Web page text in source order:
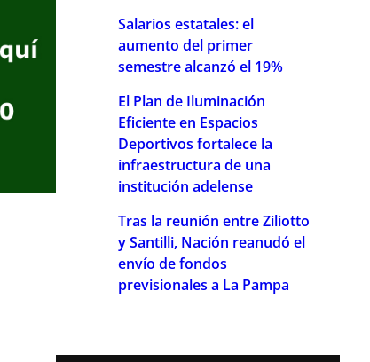
Salarios estatales: el
aumento del primer
semestre alcanzó el 19%
El Plan de Iluminación
Eficiente en Espacios
Deportivos fortalece la
infraestructura de una
institución adelense
Tras la reunión entre Ziliotto
y Santilli, Nación reanudó el
envío de fondos
previsionales a La Pampa